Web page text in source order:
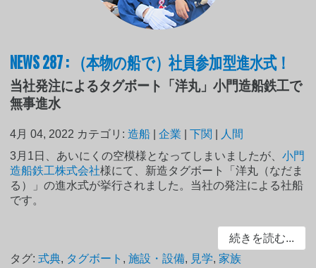
NEWS 287 : （本物の船で）社員参加型進水式！
当社発注によるタグボート「洋丸」小門造船鉄工で
無事進水
4月 04, 2022 カテゴリ:造船 |企業 |下関
人間
3月1日、あいにくの空模様となってしまいましたが、小門
造船鉄工株式会社様にて、新造タグボート「洋丸（なだま
る）」の進水式が挙行されました。当社の発注による社船
です。
続きを読む...
タグ:式典, タグボート ,施設・設備, 見学,家族